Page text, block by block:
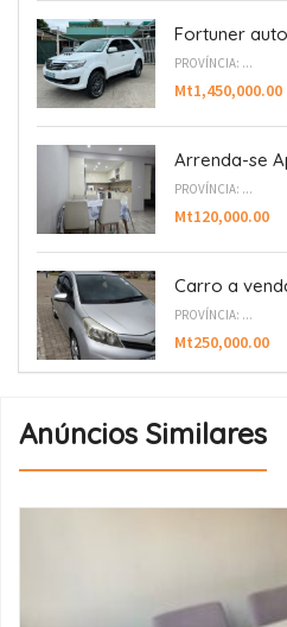
Fortuner
PROVÍNCIA: ...
Mt1,450,000.00
Arrenda-se
PROVÍNCIA: ...
Mt120,000.00
Carro a
PROVÍNCIA: ...
Mt250,000.00
Anúncios Similares